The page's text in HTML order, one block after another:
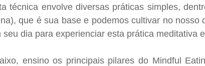
técnica envolve diversas práticas simples,
que é sua base e podemos cultivar no
seu dia para experienciar esta prática meditativa
ensino os principais pilares do Mindful